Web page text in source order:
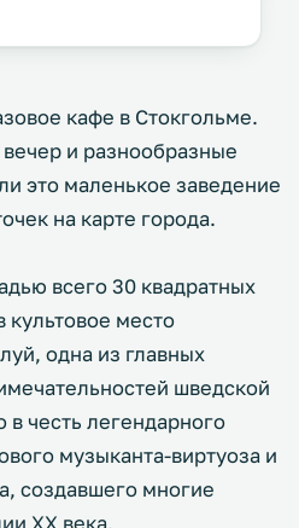
кафе в Стокгольме.
и разнообразные
это маленькое заведение
на карте города.
всего 30 квадратных
культовое место
одна из главных
шведской
честь легендарного
музыканта-виртуоза и
создавшего многие
XX века.